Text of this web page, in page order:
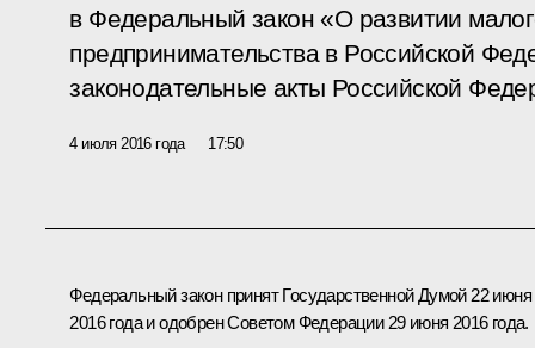
в Федеральный закон «О развитии
предпринимательства в Российской
законодательные акты Российской
4 июля 2016 года 17:50
Федеральный закон принят Государственной Думой 22 июня
2016 года и одобрен Советом Федерации 29 июня 2016 года.